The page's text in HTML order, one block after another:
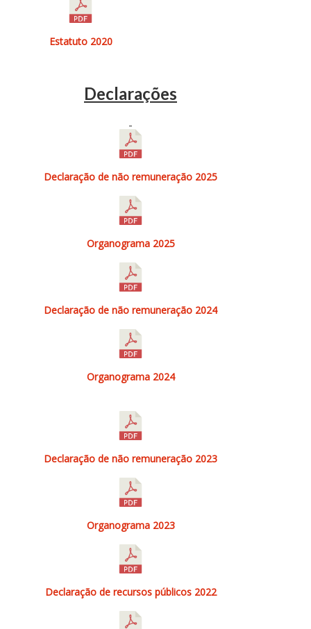
Estatuto 2020
Declarações
Declaração de não remuneração 2025
Organograma 2025
Declaração de não remuneração 2024
Organograma 2024
Declaração de não remuneração 2023
Organograma 2023
Declaração de recursos públicos 2022